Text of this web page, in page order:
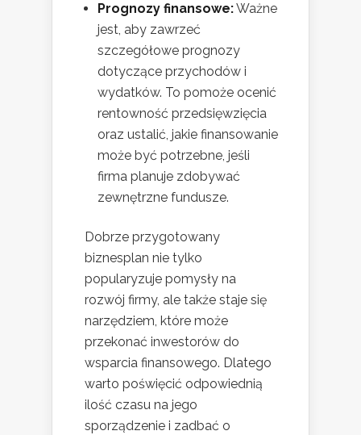
Prognozy finansowe:Ważne
jest, aby zawrzeć
szczegółowe prognozy
dotyczące przychodów i
wydatków. To pomoże ocenić
rentowność przedsięwzięcia
oraz ustalić, jakie finansowanie
może być potrzebne, jeśli
firma planuje zdobywać
zewnętrzne fundusze.
Dobrze przygotowany
biznesplan nie tylko
popularyzuje pomysły na
rozwój firmy, ale także staje się
narzędziem, które może
przekonać inwestorów do
wsparcia finansowego. Dlatego
warto poświęcić odpowiednią
ilość czasu na jego
sporządzenie i zadbać o